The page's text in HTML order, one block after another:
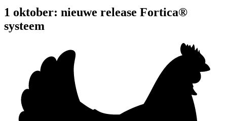
1 oktober: nieuwe release Fortica®
systeem